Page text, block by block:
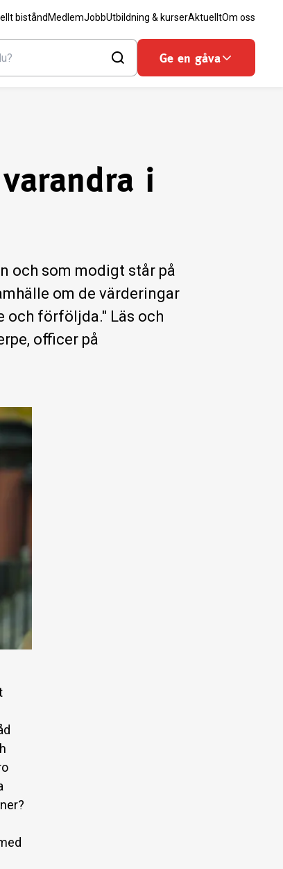
bistånd MedlemJobbUtbildning & kurserAktuelltOm oss
Ge en gåva
i
och som modigt står på
om de värderingar
och förföljda." Läs och
officer på